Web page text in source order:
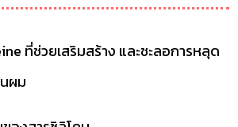
ที่ช่วยเสริมสร้าง และชะลอการหลุด
ผม